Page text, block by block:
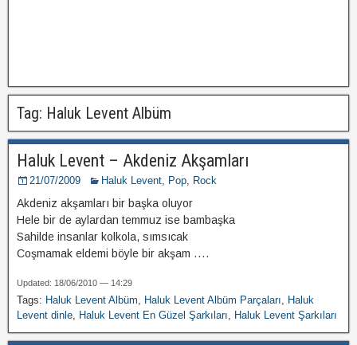
Tag: Haluk Levent Albüm
Haluk Levent – Akdeniz Akşamları
21/07/2009 Haluk Levent, Pop, Rock
Akdeniz akşamları bir başka oluyor
Hele bir de aylardan temmuz ise bambaşka
Sahilde insanlar kolkola, sımsıcak
Coşmamak eldemi böyle bir akşam ....
Updated: 18/06/2010 — 14:29
Tags: Haluk Levent Albüm, Haluk Levent Albüm Parçaları, Haluk
Levent dinle, Haluk Levent En Güzel Şarkıları, Haluk Levent Şarkıları